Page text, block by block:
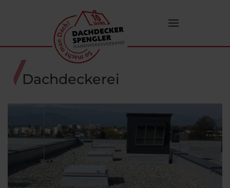
Zum Hauptinhalt springen
Dachdeckerei